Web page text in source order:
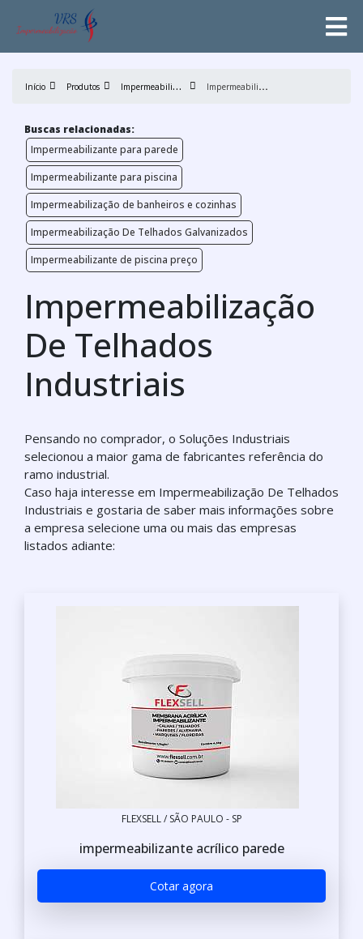
Início Produtos I
mpermeabilização I
mpermeabilização De Telhados Industriais
Buscas relacionadas:
Impermeabilizante para parede
Impermeabilizante para piscina
Impermeabilização de banheiros e cozinhas
Impermeabilização De Telhados Galvanizados
Impermeabilizante de piscina preço
Impermeabilização
De Telhados
Industriais
Pensando no comprador, o Soluções Industriais
selecionou a maior gama de fabricantes referência do
ramo industrial.
Caso haja interesse em Impermeabilização De Telhados
Industriais e gostaria de saber mais informações sobre
a empresa selecione uma ou mais das empresas
listados adiante:
FLEXSELL / SÃO PAULO - SP
impermeabilizante acrílico parede
Cotar agora